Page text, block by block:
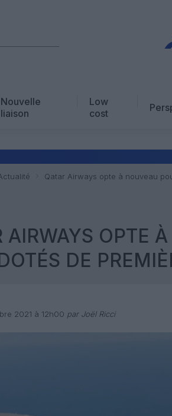
Nouvelle
liaison
Low
cost
Qatar Airways opte à nouveau
AIRWAYS OPTE
DE
2021 à 12h00 par Joël Ricci